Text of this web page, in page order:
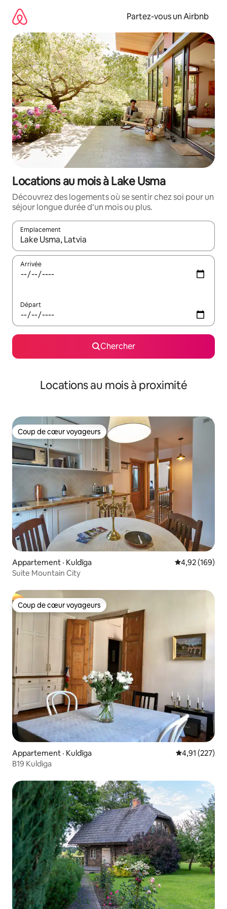
directement
contenu
Partez-vous un Airbnb
Locations au mois à Lake Usma
Découvrez des logements où se sentir chez soi pour un
séjour longue durée d’un mois ou plus.
Emplacement
Quand les résultats sont affichés, parcourez-les en utilisant
Arrivée
Départ
Chercher
Locations au mois à proximité
Coup de cœur voyageurs
Coup de cœur voyageurs
Appartement · Kuldīga Note
4,92 (169)
Suite Mountain City
Coup de cœur voyageurs
Coup de cœur voyageurs
Appartement · Kuldīga Note
4,91 (227)
B19 Kuldiga